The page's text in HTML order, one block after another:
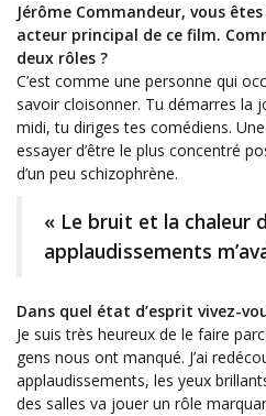
Jérôme Commandeur, vous
acteur principal de ce film.
deux rôles ?
C’est comme une personne qui
savoir cloisonner. Tu démarres la
midi, tu diriges tes comédiens.
essayer d’être le plus concentré
d’un peu schizophrène.
« Le bruit et la chaleur
applaudissements
Dans quel état d’esprit vivez-
Je suis très heureux de le faire
gens nous ont manqué. J’ai
applaudissements, les yeux
des salles va jouer un rôle